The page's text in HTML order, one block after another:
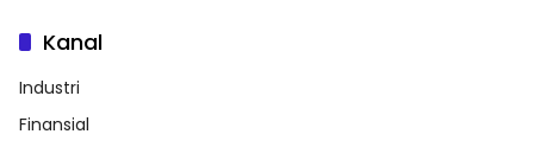
Kanal
Industri
Finansial